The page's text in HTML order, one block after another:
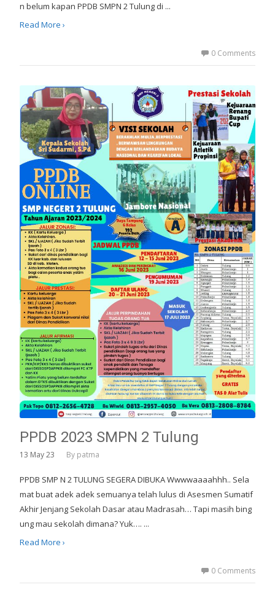
n belum kapan PPDB SMPN 2 Tulung di ...
Read More ›
0 Comments
PPDB 2023 SMPN 2 Tulung
13 May 23 By patma
PPDB SMP N 2 TULUNG SEGERA DIBUKA Wwwwaaaahhh.. Sela
mat buat adek adek semuanya telah lulus di Asesmen Sumatif
Akhir Jenjang Sekolah Dasar atau Madrasah… Tapi masih bing
ung mau sekolah dimana? Yuk…. ...
Read More ›
0 Comments